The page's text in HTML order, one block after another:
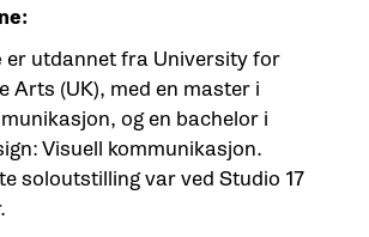
er utdannet fra University for
Arts (UK), med en master i
og en bachelor i
Visuell kommunikasjon.
soloutstilling var ved Studio 17